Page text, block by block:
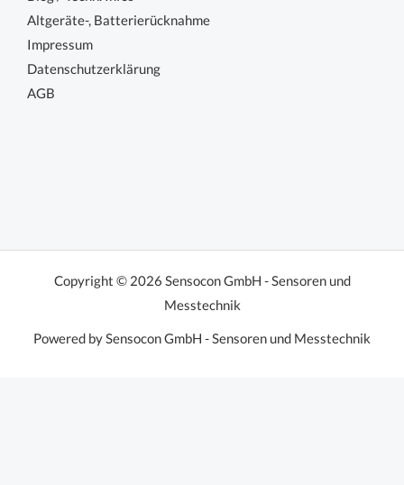
Altgeräte-, Batterierücknahme
Impressum
Datenschutzerklärung
AGB
Copyright © 2026 Sensocon GmbH - Sensoren und
Messtechnik
Powered by Sensocon GmbH - Sensoren und Messtechnik